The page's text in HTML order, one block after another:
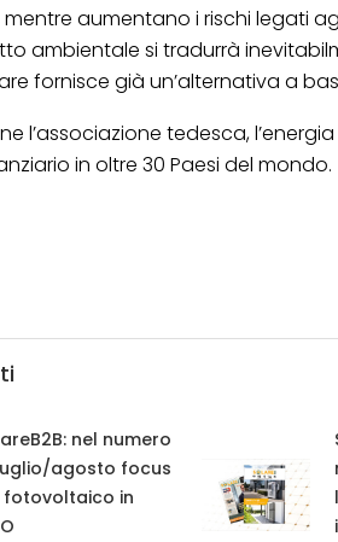
aumentano i rischi legati
ambientale si tradurrà
fornisce già un’alternativa a
l’associazione tedesca,
in oltre 30 Paesi del mondo.
nel numero
agosto focus
fotovoltaico in